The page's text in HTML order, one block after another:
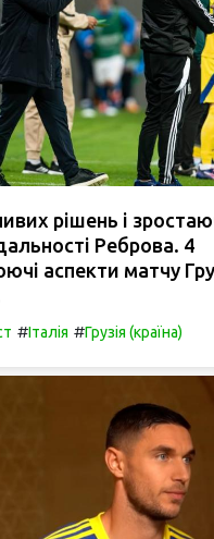
рішень і
Реброва. 4
аспекти матчу
#Італія #Грузія (країна)